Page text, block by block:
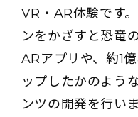
VR・AR体験です
ンをかざすと恐竜
ARアプリや、約1
ップしたかのよう
ンツの開発を行い